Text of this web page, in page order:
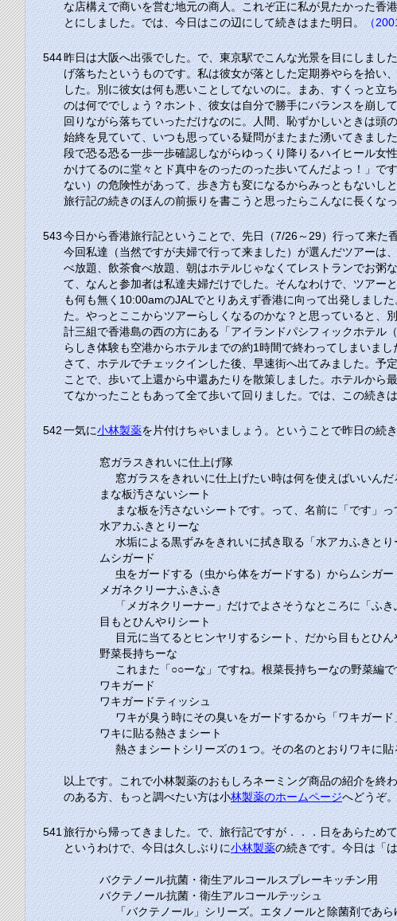
な店構えで商いを営む地元の商人。これぞ正に私が見たかった香
とにしました。では、今日はこの辺にして続きはまた明日。（
544昨日は大阪へ出張でした。で、東京駅でこんな光景を目にしまし
げ落ちたというものです。私は彼女が落とした定期券やらを拾い
した。別に彼女は何も悪いことしてないのに。まあ、すくっと
のは何ででしょう？ホント、彼女は自分で勝手にバランスを崩し
回りながら落ちていっただけなのに。人間、恥ずかしいときは頭
始終を見ていて、いつも思っている疑問がまたまた湧いてきまし
段で恐る恐る一歩一歩確認しながらゆっくり降りるハイヒール女
かけてるのに堂々とド真中をのったのった歩いてんだよっ！」で
ない）の危険性があって、歩き方も変になるからみっともないし
旅行記の続きのほんの前振りを書こうと思ったらこんなに長くな
543今日から香港旅行記ということで、先日（7/26～29）行って来た
今回私達（当然ですが夫婦で行って来ました）が選んだツアーは
べ放題、飲茶食べ放題、朝はホテルじゃなくてレストランでお粥
て、なんと参加者は私達夫婦だけでした。そんなわけで、ツアー
も何も無く10:00amのJALでとりあえず香港に向って出発しまし
た。やっとここからツアーらしくなるのかな？と思っていると、
計三組で香港島の西の方にある「アイランドパシフィックホテル
らしき体験も空港からホテルまでの約1時間で終わってしまいまし
さて、ホテルでチェックインした後、早速街へ出てみました。予
ことで、歩いて上還から中還あたりを散策しました。ホテルから
てなかったこともあって全て歩いて回りました。では、この続き
542一気に小林製薬を片付けちゃいましょう。ということで昨日の続
窓ガラスきれいに仕上げ隊
窓ガラスをきれいに仕上げたい時は何を使えばいいん
まな板汚さないシート
まな板を汚さないシートです。って、名前に「です」
水アカふきとりーな
水垢による黒ずみをきれいに拭き取る「水アカふきと
ムシガード
虫をガードする（虫から体をガードする）からムシガ
メガネクリーナふきふき
「メガネクリーナー」だけでよさそうなところに「ふ
目もとひんやりシート
目元に当てるとヒンヤリするシート、だから目もとひ
野菜長持ちーな
これまた「○○ーな」ですね。根菜長持ちーなの野菜編
ワキガード
ワキガードティッシュ
ワキが臭う時にその臭いをガードするから「ワキガー
ワキに貼る熱さまシート
熱さまシートシリーズの１つ。その名のとおりワキに
以上です。これで小林製薬のおもしろネーミング商品の紹介を
のある方、もっと調べたい方は小林製薬のホームページへどうぞ
541旅行から帰ってきました。で、旅行記ですが．．．日をあらため
というわけで、今日は久しぶりに小林製薬の続きです。今日は「
バクテノール抗菌・衛生アルコールスプレーキッチン用
バクテノール抗菌・衛生アルコールテッシュ
「バクテノール」シリーズ。エタノールと除菌剤であ